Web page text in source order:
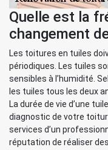
Quelle est la
changement
Les toitures en tuiles
périodiques. Les tuiles
sensibles à l’humidité.
les tuiles tous les deux
La durée de vie d’une
diagnostic de votre
services d’un
réputation de réaliser